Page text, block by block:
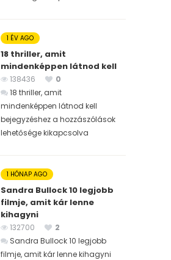
1 ÉV AGO
18 thriller, amit
mindenképpen látnod kell
138436
0
18 thriller, amit
mindenképpen látnod kell
bejegyzéshez a hozzászólások
lehetősége kikapcsolva
1 HÓNAP AGO
Sandra Bullock 10 legjobb
filmje, amit kár lenne
kihagyni
132700
2
Sandra Bullock 10 legjobb
filmje, amit kár lenne kihagyni